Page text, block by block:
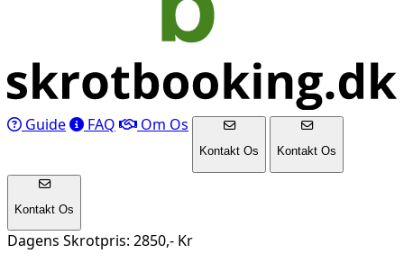
Guide FAQ Om Os
Kontakt Os Kontakt Os
Kontakt Os
Dagens Skrotpris: 2850,- Kr